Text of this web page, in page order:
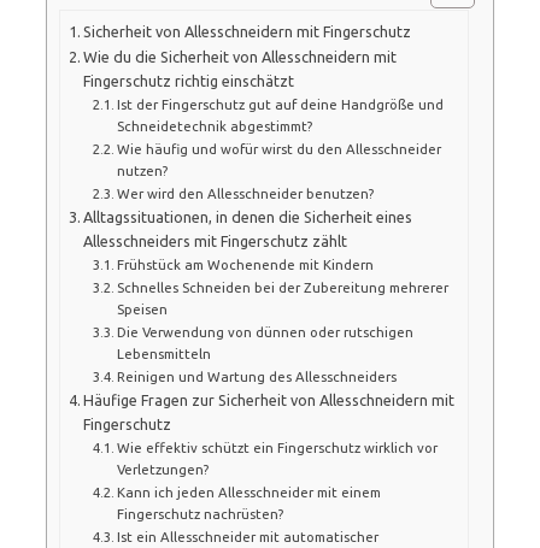
Sicherheit von Allesschneidern mit Fingerschutz
Wie du die Sicherheit von Allesschneidern mit
Fingerschutz richtig einschätzt
Ist der Fingerschutz gut auf deine Handgröße und
Schneidetechnik abgestimmt?
Wie häufig und wofür wirst du den Allesschneider
nutzen?
Wer wird den Allesschneider benutzen?
Alltagssituationen, in denen die Sicherheit eines
Allesschneiders mit Fingerschutz zählt
Frühstück am Wochenende mit Kindern
Schnelles Schneiden bei der Zubereitung mehrerer
Speisen
Die Verwendung von dünnen oder rutschigen
Lebensmitteln
Reinigen und Wartung des Allesschneiders
Häufige Fragen zur Sicherheit von Allesschneidern mit
Fingerschutz
Wie effektiv schützt ein Fingerschutz wirklich vor
Verletzungen?
Kann ich jeden Allesschneider mit einem
Fingerschutz nachrüsten?
Ist ein Allesschneider mit automatischer